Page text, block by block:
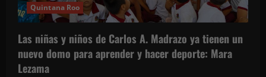
Quintana Roo
Las niñas y niños de Carlos A. Madrazo ya tienen un
nuevo domo para aprender y hacer deporte: Mara
Lezama